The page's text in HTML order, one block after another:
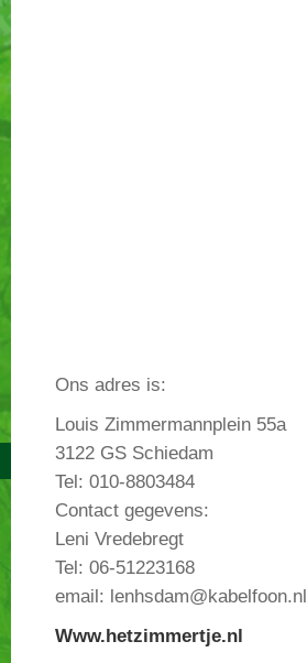
Ons adres is:
Louis Zimmermannplein 55a
3122 GS Schiedam
Tel: 010-8803484
Contact gegevens:
Leni Vredebregt
Tel: 06-51223168
email: lenhsdam@kabelfoon.nl
Www.hetzimmertje.nl